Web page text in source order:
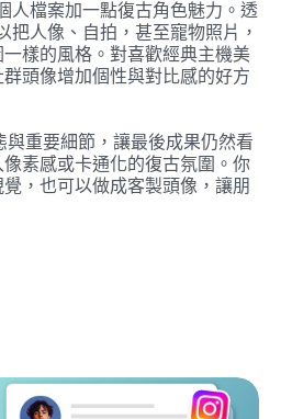
人檔案加一點復古角色魅力。透
把人像、自拍，甚至寵物照片，
樣的風格。對喜歡經典主機美
頭像增加個性與對比感的好方
重要細節，讓最後成果仍然看
素感或卡通化的復古氛圍。你
，也可以做成客製頭像，讓朋